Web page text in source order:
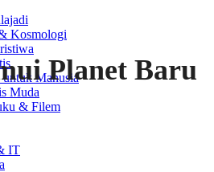
Kosmologi
untuk Manusia
Muda
& Filem
IT
Planet Baru